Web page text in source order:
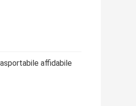
affidabile